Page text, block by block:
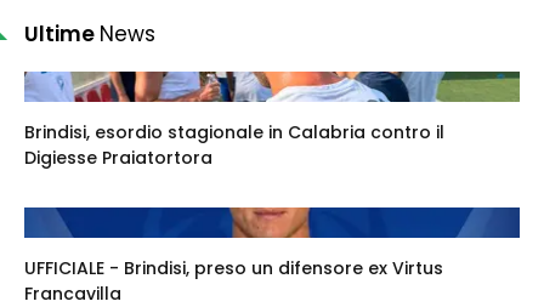
Ultime News
Brindisi, esordio stagionale in Calabria contro il
Digiesse Praiatortora
UFFICIALE - Brindisi, preso un difensore ex Virtus
Francavilla